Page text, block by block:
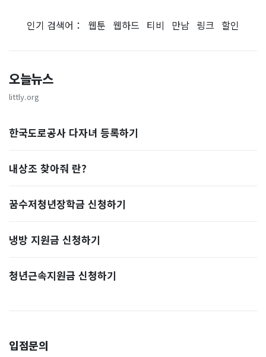
인기 검색어： 웹툰 웹하드 티비 만남 링크 할인
오늘뉴스
littly.org
한국도로공사 다자녀 등록하기
내상조 찾아줘 란?
꿈수저청년장학금 신청하기
냉방 지원금 신청하기
청년근속지원금 신청하기
입점문의